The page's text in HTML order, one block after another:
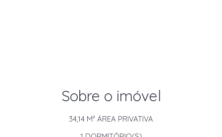
Sobre o imóvel
34,14 M² ÁREA PRIVATIVA